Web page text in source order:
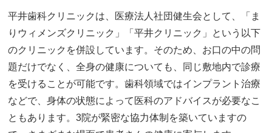
平井歯科クリニックは、医療法人社団健生会として、「ま
りウィメンズクリニック」「平井クリニック」という以下
のクリニックを併設しています。そのため、お口の中の問
題だけでなく、全身の健康についても、同じ敷地内で診療
を受けることが可能です。歯科領域ではインプラント治療
などで、身体の状態によって医科のアドバイスが必要なこ
ともあります。3院が緊密な協力体制を築いていますの